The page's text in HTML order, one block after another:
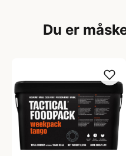
Du er